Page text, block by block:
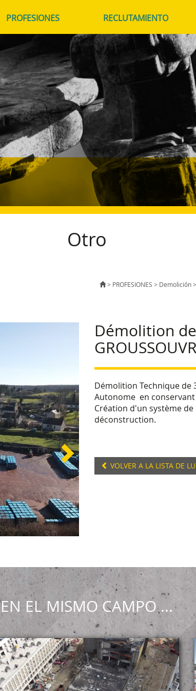
PROFESIONES RECLUTAMIENTO
Otro
> PROFESIONES > Demolición>
Démolition
Démolition Technique de
Autonome en
Création d'un système
déconstruction.
VOLVER A LA LISTA DE
EN EL MISMO CAMPO ...